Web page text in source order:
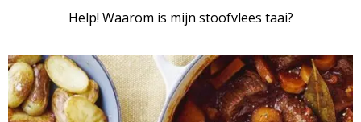
Help! Waarom is mijn stoofvlees taai?
ARTIKEL